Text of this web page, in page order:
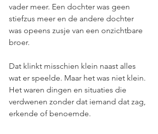
vader meer. Een dochter was geen
stiefzus meer en de andere dochter
was opeens zusje van een onzichtbare
broer.
Dat klinkt misschien klein naast alles
wat er speelde. Maar het was niet klein.
Het waren dingen en situaties die
verdwenen zonder dat iemand dat zag,
erkende of benoemde.